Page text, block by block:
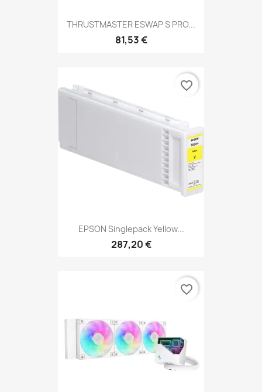
THRUSTMASTER ESWAP S PRO...
81,53 €
EPSON Singlepack Yellow...
287,20 €
favorite_border
favorite_border